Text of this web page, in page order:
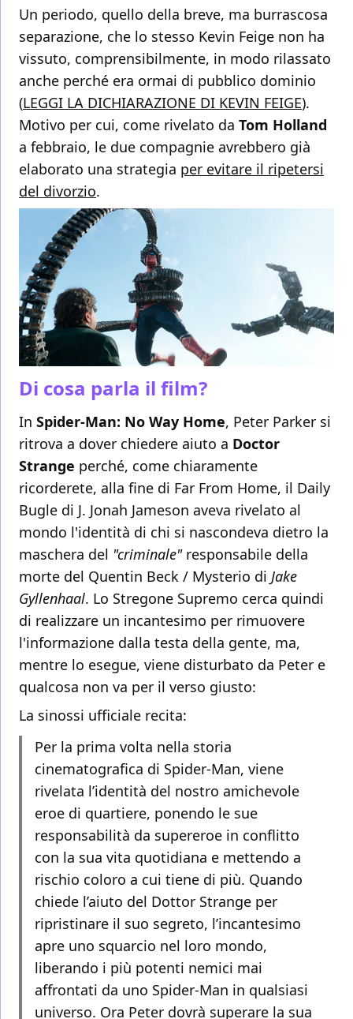
Un periodo, quello della breve, ma burrascosa
separazione, che lo stesso Kevin Feige non ha
vissuto, comprensibilmente, in modo rilassato
anche perché era ormai di pubblico dominio
(LEGGI LA DICHIARAZIONE DI KEVIN FEIGE).
Motivo per cui, come rivelato da Tom Holland
a febbraio, le due compagnie avrebbero già
elaborato una strategia per evitare il ripetersi
del divorzio.
Di cosa parla il film?
In Spider-Man: No Way Home, Peter Parker si
ritrova a dover chiedere aiuto a Doctor
Strange perché, come chiaramente
ricorderete, alla fine di Far From Home, il Daily
Bugle di J. Jonah Jameson aveva rivelato al
mondo l'identità di chi si nascondeva dietro la
maschera del "criminale"responsabile della
morte del Quentin Beck / Mysterio di Jake
Gyllenhaal. Lo Stregone Supremo cerca quindi
di realizzare un incantesimo per rimuovere
l'informazione dalla testa della gente, ma,
mentre lo esegue, viene disturbato da Peter e
qualcosa non va per il verso giusto:
La sinossi ufficiale recita:
Per la prima volta nella storia
cinematografica di Spider-Man, viene
rivelata l’identità del nostro amichevole
eroe di quartiere, ponendo le sue
responsabilità da supereroe in conflitto
con la sua vita quotidiana e mettendo a
rischio coloro a cui tiene di più. Quando
chiede l’aiuto del Dottor Strange per
ripristinare il suo segreto, l’incantesimo
apre uno squarcio nel loro mondo,
liberando i più potenti nemici mai
affrontati da uno Spider-Man in qualsiasi
universo. Ora Peter dovrà superare la sua